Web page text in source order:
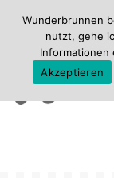
Wunderbrunnen
nutzt, gehe
Informationen
Akzeptieren